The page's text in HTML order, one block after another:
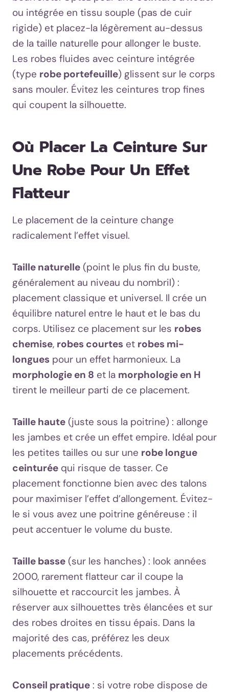
ou intégrée en tissu souple (pas de cuir
rigide) et placez-la légèrement au-dessus
de la taille naturelle pour allonger le buste.
Les robes fluides avec ceinture intégrée
(type robe portefeuille) glissent sur le corps
sans mouler. Évitez les ceintures trop fines
qui coupent la silhouette.
Où Placer La Ceinture Sur
Une Robe Pour Un Effet
Flatteur
Le placement de la ceinture change
radicalement l’effet visuel.
Taille naturelle (point le plus fin du buste,
généralement au niveau du nombril) :
placement classique et universel. Il crée un
équilibre naturel entre le haut et le bas du
corps. Utilisez ce placement sur les robes
chemise, robes courtes et robes mi-
longues pour un effet harmonieux. La
morphologie en 8 et la morphologie en H
tirent le meilleur parti de ce placement.
Taille haute (juste sous la poitrine) : allonge
les jambes et crée un effet empire. Idéal pour
les petites tailles ou sur une robe longue
ceinturée qui risque de tasser. Ce
placement fonctionne bien avec des talons
pour maximiser l’effet d’allongement. Évitez-
le si vous avez une poitrine généreuse : il
peut accentuer le volume du buste.
Taille basse (sur les hanches) : look années
2000, rarement flatteur car il coupe la
silhouette et raccourcit les jambes. À
réserver aux silhouettes très élancées et sur
des robes droites en tissu épais. Dans la
majorité des cas, préférez les deux
placements précédents.
Conseil pratique : si votre robe dispose de